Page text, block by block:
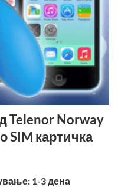
Telenor Norway
SIM картичка
1-3 дена